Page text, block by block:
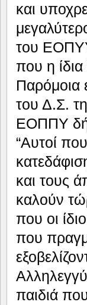
και
του
που η
Παρόμοια
του Δ.Σ.
ΕΟΠΠΥ
“Αυτοί
και τους
καλούν
που οι
που
παιδιά